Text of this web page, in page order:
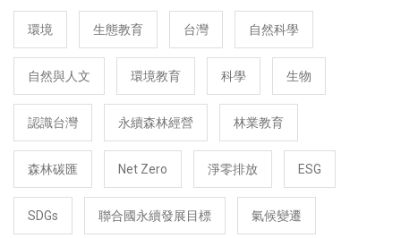
環境 生態教育 台灣 自然科學
自然與人文 環境教育 科學 生物
認識台灣 永續森林經營 林業教育
森林碳匯 Net Zero 淨零排放 ESG
SDGs 聯合國永續發展目標 氣候變遷